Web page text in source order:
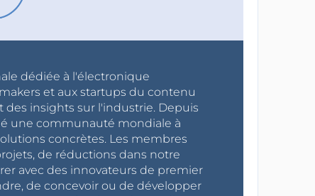
dédiée à l'électronique
et aux startups du contenu
des insights sur l'industrie. Depuis
une communauté mondiale à
concrètes. Les membres
de réductions dans notre
avec des innovateurs de premier
de concevoir ou de développer